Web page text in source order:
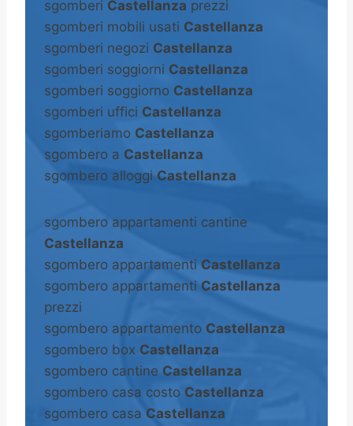
sgomberi Castellanza prezzi
sgomberi mobili usati Castellanza
sgomberi negozi Castellanza
sgomberi soggiorni Castellanza
sgomberi soggiorno Castellanza
sgomberi uffici Castellanza
sgomberiamo Castellanza
sgombero a Castellanza
sgombero alloggi Castellanza
sgombero appartamenti cantine
Castellanza
sgombero appartamenti Castellanza
sgombero appartamenti Castellanza
prezzi
sgombero appartamento Castellanza
sgombero box Castellanza
sgombero cantine Castellanza
sgombero casa costo Castellanza
sgombero casa Castellanza